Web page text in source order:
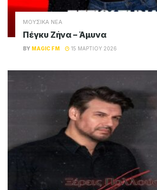
ΜΟΥΣΙΚΑ ΝΕΑ
Πέγκυ Ζήνα – Άμυνα
BY MAGIC FM 15 ΜΑΡΤΊΟΥ 2026